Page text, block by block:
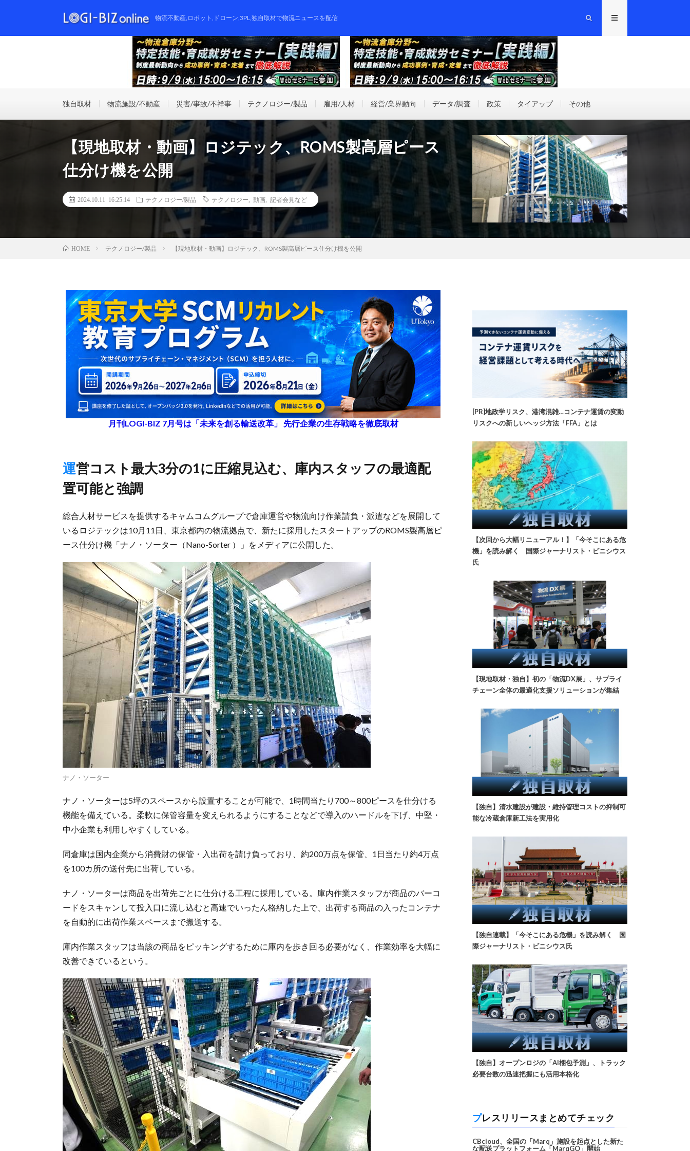
物流不動産,ロボット,ドローン,3PL,独自取材で物流ニュースを配信
独自取材 物流施設/不動産 災害/事故/不祥事 テクノロジー/製品 雇用/人材 経営/業界動向 データ/調査 政策 タイアップ その他
【現地取材・動画】ロジテック、ROMS製高層ピース
仕分け機を公開
2024.10.11 16:25:14 テクノロジー/製品 テクノロジー 動画 記者会見など
HOME テクノロジー/製品 【現地取材・動画】ロジテック、ROMS製高層ピース仕分け機を公開
月刊LOGI-BIZ 7月号は「未来を創る輸送改革」 先行企業の生存戦略を徹底取材
運営コスト最大3分の1に圧縮見込む、庫内スタッフの最適配
置可能と強調
総合人材サービスを提供するキャムコムグループで倉庫運営や物流向け作業請負・派遣などを展開して
いるロジテックは10月11日、東京都内の物流拠点で、新たに採用したスタートアップのROMS製高層ピ
ース仕分け機「ナノ・ソーター（Nano-Sorter ）」をメディアに公開した。
ナノ・ソーター
ナノ・ソーターは5坪のスペースから設置することが可能で、1時間当たり700～800ピースを仕分ける
機能を備えている。柔軟に保管容量を変えられるようにすることなどで導入のハードルを下げ、中堅・
中小企業も利用しやすくしている。
同倉庫は国内企業から消費財の保管・入出荷を請け負っており、約200万点を保管、1日当たり約4万点
を100カ所の送付先に出荷している。
ナノ・ソーターは商品を出荷先ごとに仕分ける工程に採用している。庫内作業スタッフが商品のバーコ
ードをスキャンして投入口に流し込むと高速でいったん格納した上で、出荷する商品の入ったコンテナ
を自動的に出荷作業スペースまで搬送する。
庫内作業スタッフは当該の商品をピッキングするために庫内を歩き回る必要がなく、作業効率を大幅に
改善できているという。
[PR]地政学リスク、港湾混雑…コンテナ運賃の変動
リスクへの新しいヘッジ方法「FFA」とは
【次回から大幅リニューアル！】「今そこにある危
機」を読み解く 国際ジャーナリスト・ビニシウス
氏
【現地取材・独自】初の「物流DX展」、サプライ
チェーン全体の最適化支援ソリューションが集結
【独自】清水建設が建設・維持管理コストの抑制可
能な冷蔵倉庫新工法を実用化
【独自連載】「今そこにある危機」を読み解く 国
際ジャーナリスト・ビニシウス氏
【独自】オープンロジの「AI梱包予測」、トラック
必要台数の迅速把握にも活用本格化
プレスリリースまとめてチェック
CBcloud、全国の「Marq」施設を起点とした新た
な配送プラットフォーム「MarqGO」開始